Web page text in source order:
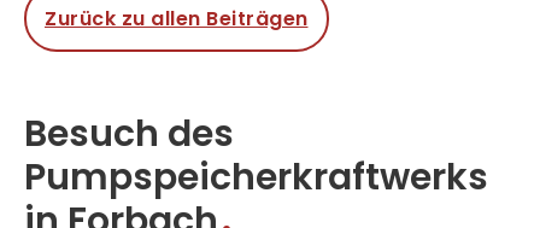
Zurück zu allen Beiträgen
Besuch des
Pumpspeicherkraftwerks